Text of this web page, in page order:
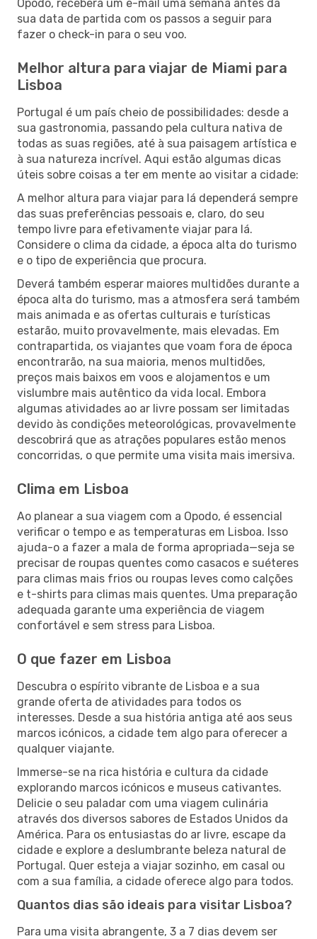
Opodo, receberá um e-mail uma semana antes da
sua data de partida com os passos a seguir para
fazer o check-in para o seu voo.
Melhor altura para viajar de Miami para
Lisboa
Portugal é um país cheio de possibilidades: desde a
sua gastronomia, passando pela cultura nativa de
todas as suas regiões, até à sua paisagem artística e
à sua natureza incrível. Aqui estão algumas dicas
úteis sobre coisas a ter em mente ao visitar a cidade:
A melhor altura para viajar para lá dependerá sempre
das suas preferências pessoais e, claro, do seu
tempo livre para efetivamente viajar para lá.
Considere o clima da cidade, a época alta do turismo
e o tipo de experiência que procura.
Deverá também esperar maiores multidões durante a
época alta do turismo, mas a atmosfera será também
mais animada e as ofertas culturais e turísticas
estarão, muito provavelmente, mais elevadas. Em
contrapartida, os viajantes que voam fora de época
encontrarão, na sua maioria, menos multidões,
preços mais baixos em voos e alojamentos e um
vislumbre mais autêntico da vida local. Embora
algumas atividades ao ar livre possam ser limitadas
devido às condições meteorológicas, provavelmente
descobrirá que as atrações populares estão menos
concorridas, o que permite uma visita mais imersiva.
Clima em Lisboa
Ao planear a sua viagem com a Opodo, é essencial
verificar o tempo e as temperaturas em Lisboa. Isso
ajuda-o a fazer a mala de forma apropriada—seja se
precisar de roupas quentes como casacos e suéteres
para climas mais frios ou roupas leves como calções
e t-shirts para climas mais quentes. Uma preparação
adequada garante uma experiência de viagem
confortável e sem stress para Lisboa.
O que fazer em Lisboa
Descubra o espírito vibrante de Lisboa e a sua
grande oferta de atividades para todos os
interesses. Desde a sua história antiga até aos seus
marcos icónicos, a cidade tem algo para oferecer a
qualquer viajante.
Immerse-se na rica história e cultura da cidade
explorando marcos icónicos e museus cativantes.
Delicie o seu paladar com uma viagem culinária
através dos diversos sabores de Estados Unidos da
América. Para os entusiastas do ar livre, escape da
cidade e explore a deslumbrante beleza natural de
Portugal. Quer esteja a viajar sozinho, em casal ou
com a sua família, a cidade oferece algo para todos.
Quantos dias são ideais para visitar Lisboa?
Para uma visita abrangente, 3 a 7 dias devem ser